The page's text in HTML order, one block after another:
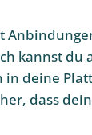
kannst
in deine
dass